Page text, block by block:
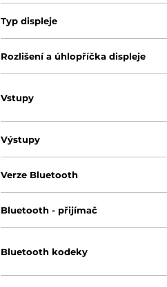
Typ displeje
Rozlišení a úhlopříčka displeje
Vstupy
Výstupy
Verze Bluetooth
Bluetooth - přijímač
Bluetooth kodeky